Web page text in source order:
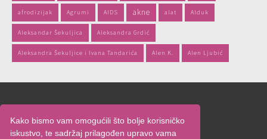
Kako bismo vam omogućili što bolje korisničko
iskustvo, te sadržaj prilagođen upravo vama
afrodizijak Agrumi AIDS akne alat Alduk
Aleksandar Šekuljica Aleksandra Grdić
Aleksandra Šekuljice i Ivana Tandarića Alen K. Alen Ljubić